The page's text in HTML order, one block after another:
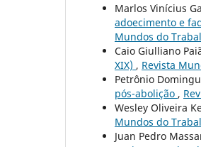
Marlos Vinícius
adoecimento e
Mundos do
Caio Giulliano
XIX) , Revista
Petrônio
pós-abolição ,
Wesley Oliveira
Mundos do
Juan Pedro